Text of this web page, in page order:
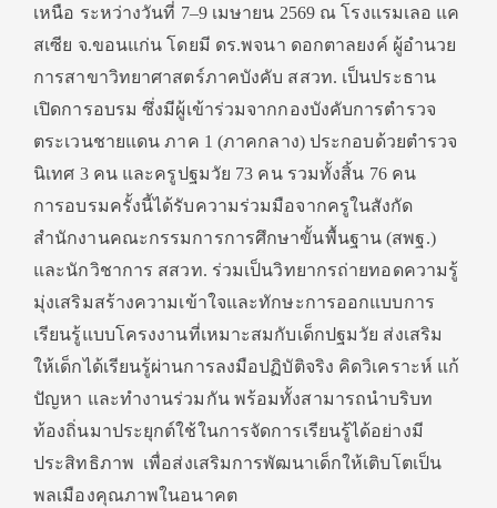
เหนือ ระหว่างวันที่ 7–9 เมษายน 2569 ณ โรงแรมเลอ แค
สเซีย จ.ขอนแก่น โดยมี ดร.พจนา ดอกตาลยงค์ ผู้อำนวย
การสาขาวิทยาศาสตร์ภาคบังคับ สสวท. เป็นประธาน
เปิดการอบรม ซึ่งมีผู้เข้าร่วมจากกองบังคับการตำรวจ
ตระเวนชายแดน ภาค 1 (ภาคกลาง) ประกอบด้วยตำรวจ
นิเทศ 3 คน และครูปฐมวัย 73 คน รวมทั้งสิ้น 76 คน
การอบรมครั้งนี้ได้รับความร่วมมือจากครูในสังกัด
สำนักงานคณะกรรมการการศึกษาขั้นพื้นฐาน (สพฐ.)
และนักวิชาการ สสวท. ร่วมเป็นวิทยากรถ่ายทอดความรู้
มุ่งเสริมสร้างความเข้าใจและทักษะการออกแบบการ
เรียนรู้แบบโครงงานที่เหมาะสมกับเด็กปฐมวัย ส่งเสริม
ให้เด็กได้เรียนรู้ผ่านการลงมือปฏิบัติจริง คิดวิเคราะห์ แก้
ปัญหา และทำงานร่วมกัน พร้อมทั้งสามารถนำบริบท
ท้องถิ่นมาประยุกต์ใช้ในการจัดการเรียนรู้ได้อย่างมี
ประสิทธิภาพ เพื่อส่งเสริมการพัฒนาเด็กให้เติบโตเป็น
พลเมืองคุณภาพในอนาคต